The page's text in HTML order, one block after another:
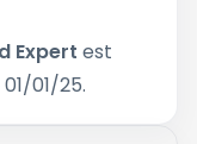
Expert est
01/25.